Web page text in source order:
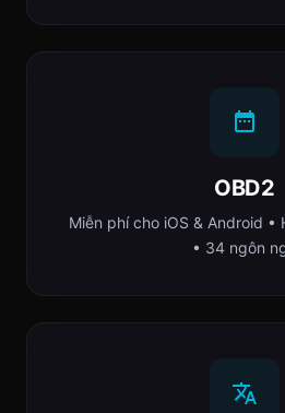
OBD2
Miễn phí cho iOS & Android
• 34 ngôn